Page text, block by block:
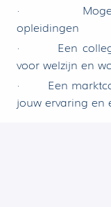
·
opleidingen
· Een
voor welzijn en
· Een
jouw ervaring en